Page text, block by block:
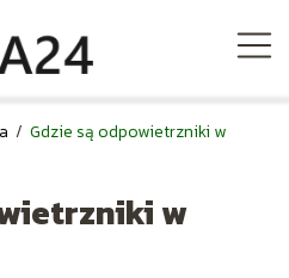
/ Gdzie są odpowietrzniki w
w